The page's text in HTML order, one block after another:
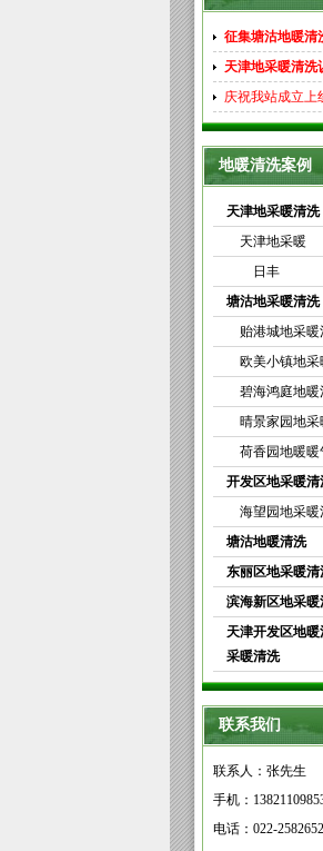
征集塘沽地暖清
天津地采暖清洗
庆祝我站成立上
地暖清洗案例
天津地采暖清
天津地采暖
日丰
塘沽地采暖清
贻港城地采暖
欧美小镇地采
碧海鸿庭地暖
晴景家园地采
荷香园地暖暖
开发区地采暖
海望园地采暖
塘沽地暖清洗
东丽区地采暖
滨海新区地采暖
天津开发区地
采暖清洗
联系我们
联系人：张先生
手机：
电话：022-
公司为塘沽新港华开里... 天津贻欣园地暖